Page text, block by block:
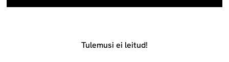
Tulemusi ei leitud!